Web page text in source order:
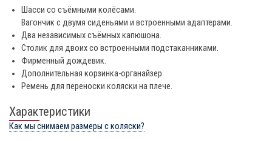
Шасси со съёмными колёсами.
Вагончик с двумя сиденьями и встроенными адаптерами.
Два независимых съёмных капюшона.
Столик для двоих со встроенными подстаканниками.
Фирменный дождевик.
Дополнительная корзинка-органайзер.
Ремень для переноски коляски на плече.
Характеристики
Как мы снимаем размеры с коляски?